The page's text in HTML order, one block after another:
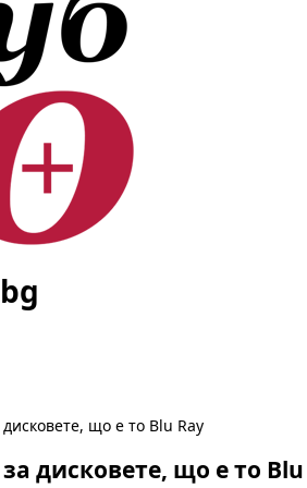
що е то Blu Ray
дисковете, що е то Blu